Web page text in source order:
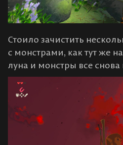
Стоило зачистить
с монстрами, как тут же
луна и монстры все